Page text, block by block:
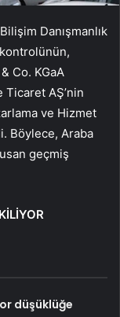
Danışmanlık
Co. KGaA
Ticaret AŞ’nin
ve Hizmet
Böylece, Araba
geçmiş
düşüklüğe